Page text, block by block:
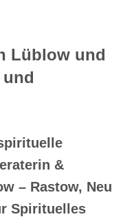
Lüblow und
&
– Rastow, Neu
Spirituelles